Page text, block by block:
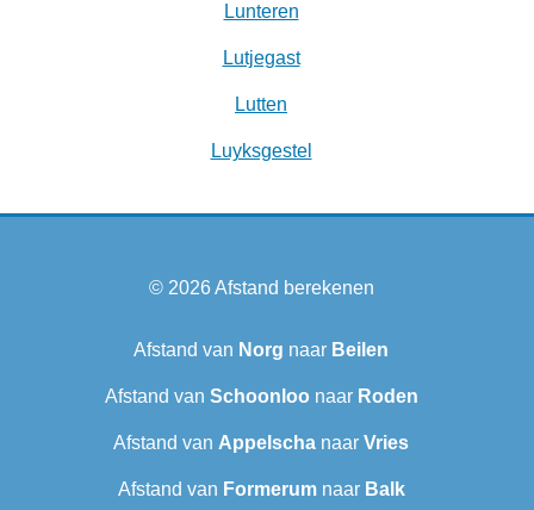
Lunteren
Lutjegast
Lutten
Luyksgestel
© 2026Afstand berekenen
Afstand van Norg naar Beilen
Afstand van Schoonloo naar Roden
Afstand van Appelscha naar Vries
Afstand van Formerumnaar Balk